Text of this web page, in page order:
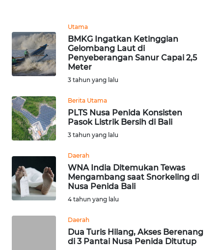
Utama
BMKG Ingatkan Ketinggian
Gelombang Laut di
Penyeberangan Sanur Capai 2,5
Meter
3 tahun yang lalu
Berita Utama
PLTS Nusa Penida Konsisten
Pasok Listrik Bersih di Bali
3 tahun yang lalu
Daerah
WNA India Ditemukan Tewas
Mengambang saat Snorkeling di
Nusa Penida Bali
4 tahun yang lalu
Daerah
Dua Turis Hilang, Akses Berenang
di 3 Pantai Nusa Penida Ditutup
KARIR
DISCLAIMER
News
Regional
WN
WN
JAKARTA